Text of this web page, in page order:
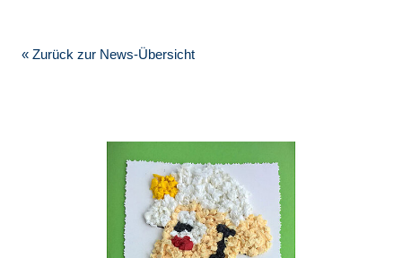
« Zurück zur News-Übersicht